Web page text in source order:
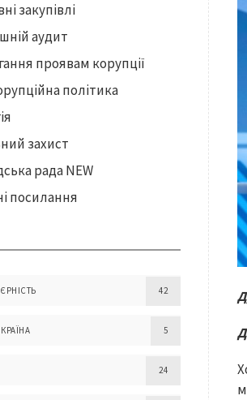
закупівлі
аудит
проявам корупції
політика
захист
рада NEW
посилання
42
5
24